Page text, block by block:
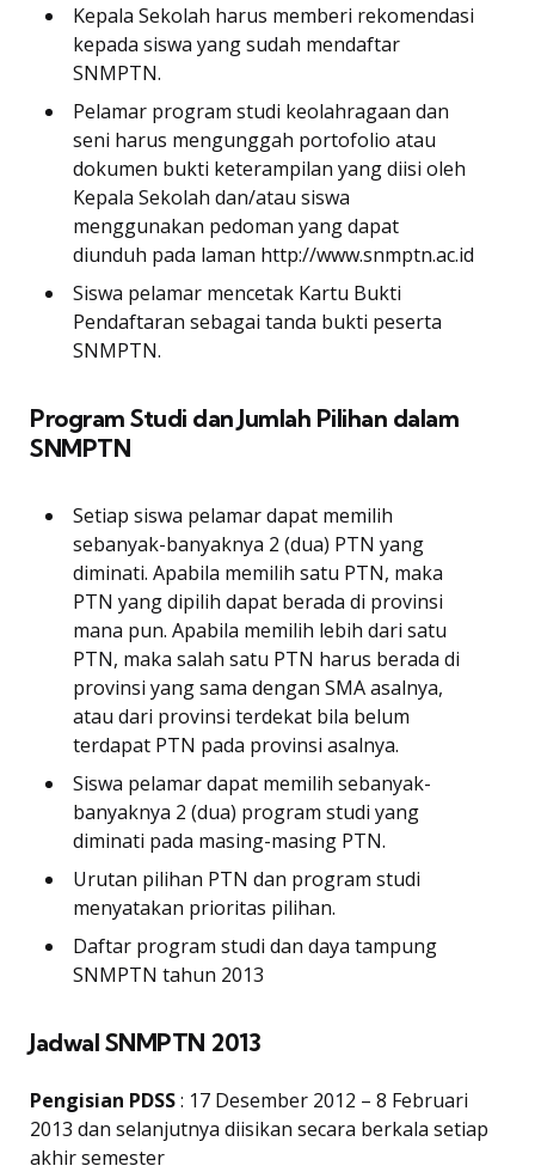
Kepala Sekolah harus memberi rekomendasi
kepada siswa yang sudah mendaftar
SNMPTN.
Pelamar program studi keolahragaan dan
seni harus mengunggah portofolio atau
dokumen bukti keterampilan yang diisi oleh
Kepala Sekolah dan/atau siswa
menggunakan pedoman yang dapat
diunduh pada laman http://www.snmptn.ac.id
Siswa pelamar mencetak Kartu Bukti
Pendaftaran sebagai tanda bukti peserta
SNMPTN.
Program Studi dan Jumlah Pilihan dalam
SNMPTN
Setiap siswa pelamar dapat memilih
sebanyak-banyaknya 2 (dua) PTN yang
diminati. Apabila memilih satu PTN, maka
PTN yang dipilih dapat berada di provinsi
mana pun. Apabila memilih lebih dari satu
PTN, maka salah satu PTN harus berada di
provinsi yang sama dengan SMA asalnya,
atau dari provinsi terdekat bila belum
terdapat PTN pada provinsi asalnya.
Siswa pelamar dapat memilih sebanyak-
banyaknya 2 (dua) program studi yang
diminati pada masing-masing PTN.
Urutan pilihan PTN dan program studi
menyatakan prioritas pilihan.
Daftar program studi dan daya tampung
SNMPTN tahun 2013
Jadwal SNMPTN 2013
Pengisian PDSS: 17 Desember 2012 – 8 Februari
2013 dan selanjutnya diisikan secara berkala setiap
akhir semester